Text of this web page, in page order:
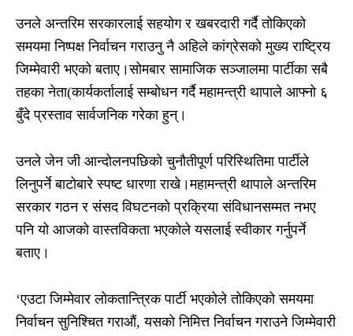
उनले अन्तरिम सरकारलाई सहयोग र खबरदारी गर्दै तोकिएको
समयमा निष्पक्ष निर्वाचन गराउनु नै अहिले कांग्रेसको मुख्य राष्ट्रिय
जिम्मेवारी भएको बताए।सोमबार सामाजिक सञ्जालमा पार्टीका सबै
तहका नेता(कार्यकर्तालाई सम्बोधन गर्दै महामन्त्री थापाले आफ्नो ६
बुँदे प्रस्ताव सार्वजनिक गरेका हुन्।
उनले जेन जी आन्दोलनपछिको चुनौतीपूर्ण परिस्थितिमा पार्टीले
लिनुपर्ने बाटोबारे स्पष्ट धारणा राखे।महामन्त्री थापाले अन्तरिम
सरकार गठन र संसद विघटनको प्रक्रिया संविधानसम्मत नभए
पनि यो आजको वास्तविकता भएकोले यसलाई स्वीकार गर्नुपर्ने
बताए।
‘एउटा जिम्मेवार लोकतान्त्रिक पार्टी भएकोले तोकिएको समयमा
निर्वाचन सुनिश्चित गराऔं, यसको निमित्त निर्वाचन गराउने जिम्मेवारी